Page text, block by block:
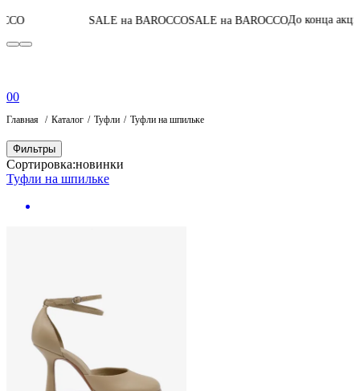
SALE на BAROCCOSALE на BAROCCOДо конца акции05:03:44:
00
Главная Каталог Туфли Туфли на шпильке
Фильтры
Сортировка:новинки
Туфли на шпильке